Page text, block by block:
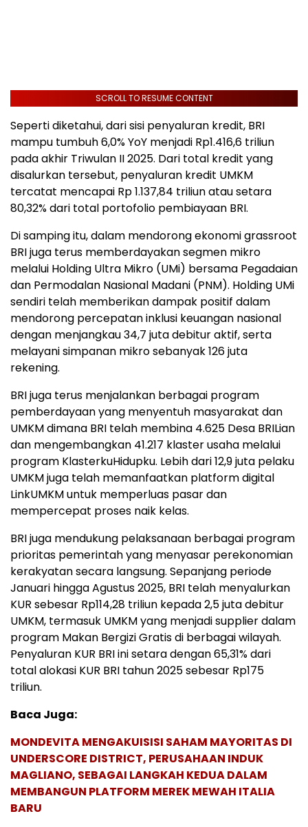
SCROLL TO RESUME CONTENT
Seperti diketahui, dari sisi penyaluran kredit, BRI
mampu tumbuh 6,0% YoY menjadi Rp1.416,6 triliun
pada akhir Triwulan II 2025. Dari total kredit yang
disalurkan tersebut, penyaluran kredit UMKM
tercatat mencapai Rp 1.137,84 triliun atau setara
80,32% dari total portofolio pembiayaan BRI.
Di samping itu, dalam mendorong ekonomi grassroot
BRI juga terus memberdayakan segmen mikro
melalui Holding Ultra Mikro (UMi) bersama Pegadaian
dan Permodalan Nasional Madani (PNM). Holding UMi
sendiri telah memberikan dampak positif dalam
mendorong percepatan inklusi keuangan nasional
dengan menjangkau 34,7 juta debitur aktif, serta
melayani simpanan mikro sebanyak 126 juta
rekening.
BRI juga terus menjalankan berbagai program
pemberdayaan yang menyentuh masyarakat dan
UMKM dimana BRI telah membina 4.625 Desa BRILian
dan mengembangkan 41.217 klaster usaha melalui
program KlasterkuHidupku. Lebih dari 12,9 juta pelaku
UMKM juga telah memanfaatkan platform digital
LinkUMKM untuk memperluas pasar dan
mempercepat proses naik kelas.
BRI juga mendukung pelaksanaan berbagai program
prioritas pemerintah yang menyasar perekonomian
kerakyatan secara langsung. Sepanjang periode
Januari hingga Agustus 2025, BRI telah menyalurkan
KUR sebesar Rp114,28 triliun kepada 2,5 juta debitur
UMKM, termasuk UMKM yang menjadi supplier dalam
program Makan Bergizi Gratis di berbagai wilayah.
Penyaluran KUR BRI ini setara dengan 65,31% dari
total alokasi KUR BRI tahun 2025 sebesar Rp175
triliun.
Baca Juga:
MONDEVITA MENGAKUISISI SAHAM MAYORITAS DI
UNDERSCORE DISTRICT, PERUSAHAAN INDUK
MAGLIANO, SEBAGAI LANGKAH KEDUA DALAM
MEMBANGUN PLATFORM MEREK MEWAH ITALIA
BARU